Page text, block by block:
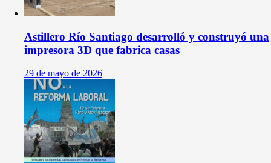
Astillero Río Santiago desarrolló y construyó una
impresora 3D que fabrica casas
29 de mayo de 2026